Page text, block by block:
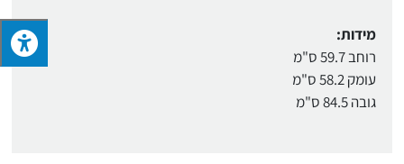
מידות:
רוחב 59.7 ס"מ
עומק 58.2 ס"מ
גובה 84.5 ס"מ